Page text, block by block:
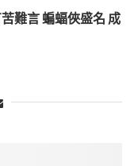
難言 蝙蝠俠盛名 成